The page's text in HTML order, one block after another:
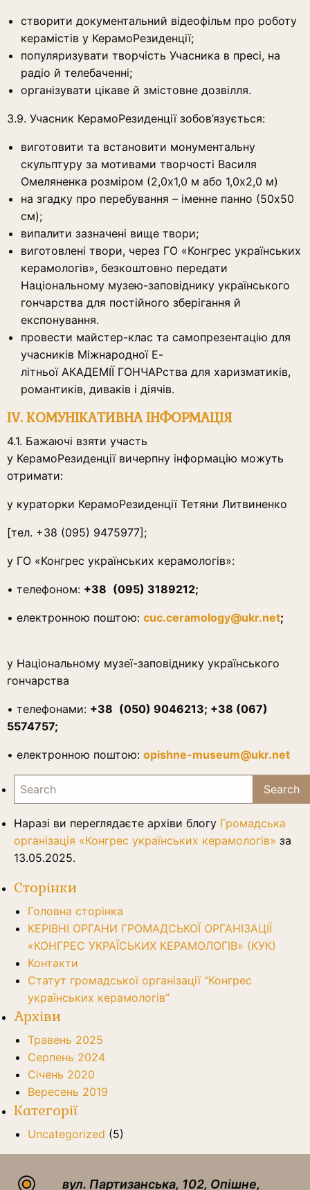
створити документальний відеофільм про роботу
керамістів у КерамоРезиденції;
популяризувати творчість Учасника в пресі, на
радіо й телебаченні;
організувати цікаве й змістовне дозвілля.
3.9. Учасник КерамоРезиденції зобов’язується:
виготовити та встановити монументальну
скульптуру за мотивами творчості Василя
Омеляненка розміром (2,0х1,0 м або 1,0х2,0 м)
на згадку про перебування – іменне панно (50х50
см);
випалити зазначені вище твори;
виготовлені твори, через ГО «Конгрес українських
керамологів», безкоштовно передати
Національному музею-заповіднику українського
гончарства для постійного зберігання й
експонування.
провести майстер-клас та самопрезентацію для
учасників Міжнародної Е-
літньої АКАДЕМІЇ ГОНЧАРства для харизматиків,
романтиків, диваків і діячів.
ІV. КОМУНІКАТИВНАІНФОРМАЦІЯ
4.1. Бажаючі взяти участь
у КерамоРезиденції вичерпну інформацію можуть
отримати:
у кураторки КерамоРезиденції Тетяни Литвиненко
[тел. +38 (095) 9475977];
у ГО «Конгрес українських керамологів»:
• телефоном: +38 (095) 3189212;
• електронною поштою: cuc.ceramology@ukr.net;
у Національному музеї-заповіднику українського
гончарства
• телефонами: +38 (050) 9046213; +38 (067)
5574757;
• електронною поштою: opishne-museum@ukr.net
Наразі ви переглядаєте архіви блогу Громадська
організація «Конгрес українських керамологів» за
13.05.2025.
Сторінки
Головна сторінка
КЕРІВНІ ОРГАНИ ГРОМАДСЬКОЇ ОРГАНІЗАЦІЇ
«КОНГРЕС УКРАЇСЬКИХ КЕРАМОЛОГІВ» (КУК)
Контакти
Статут громадської організації “Конгрес
українських керамологів”
Архіви
Травень 2025
Серпень 2024
Січень 2020
Вересень 2019
Категорії
Uncategorized (5)
вул. Партизанська, 102, Опішне,